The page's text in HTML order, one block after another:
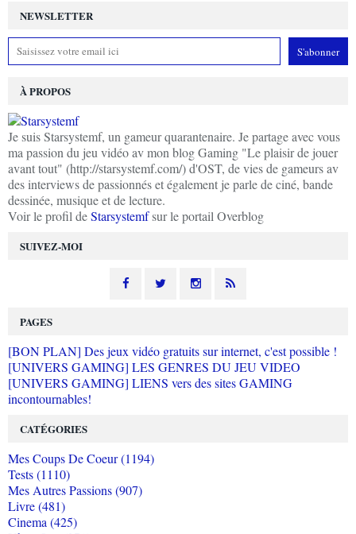
NEWSLETTER
SUIVEZ-MOI
À PROPOS
Je suis Starsystemf, un gameur quarantenaire. Je partage avec vous
ma passion du jeu vidéo av mon blog Gaming "Le plaisir de jouer
avant tout" (http://starsystemf.com/) d'OST, de vies de gameurs av
des interviews de passionnés et également je parle de ciné, bande
dessinée, musique et de lecture.
Voir le profil deStarsystemfsur le portail Overblog
PAGES
[BON PLAN] Des jeux vidéo gratuits sur internet, c'est possible !
[UNIVERS GAMING] LES GENRES DU JEU VIDEO
[UNIVERS GAMING] LIENS vers des sites GAMING
incontournables!
CATÉGORIES
Mes Coups De Coeur (1194)
Tests (1110)
Mes Autres Passions (907)
Livre (481)
Cinema (425)